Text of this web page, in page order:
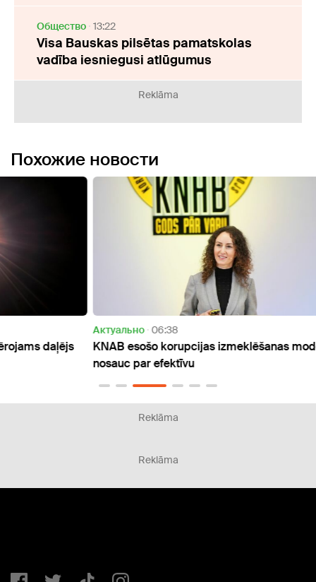
Oбщество 13:22
Visa Bauskas pilsētas pamatskolas
vadība iesniegusi atlūgumus
Reklāma
Похожие новости
06:38
KNAB esošo korupcijas izmeklēšanas modeli
nosauc par efektīvu
Reklāma
Reklāma